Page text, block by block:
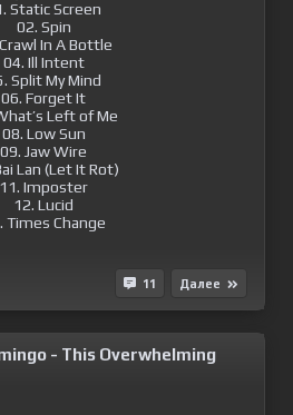
Static Screen
02. Spin
In A Bottle
04. Ill Intent
Split My Mind
06. Forget It
Left of Me
08. Low Sun
09. Jaw Wire
Lan (Let It Rot)
11. Imposter
12. Lucid
Times Change
11 Далее
- This Overwhelming